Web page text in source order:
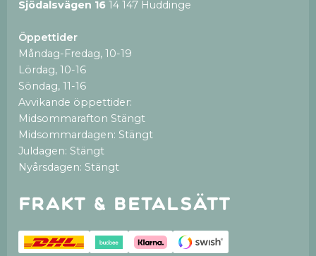
Sjödalsvägen 16 14 147 Huddinge
Öppettider
Måndag-Fredag, 10-19
Lördag, 10-16
Söndag, 11-16
Avvikande öppettider:
Midsommarafton Stängt
Midsommardagen: Stängt
Juldagen: Stängt
Nyårsdagen: Stängt
Frakt & betalsätt